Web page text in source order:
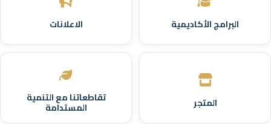
البرامج الأكاديمية الاعلانات
المتجر تقاطعاتنا مع التنمية
المستدامة